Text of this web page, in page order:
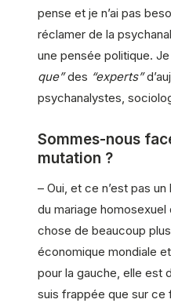
pense et je n’ai pas
réclamer de la
une pensée politique. Je
que”des “experts”
psychanalystes,
Sommes-nous
mutation ?
– Oui, et ce n’est pas un
du mariage homosexuel
chose de beaucoup
économique mondiale
pour la gauche, elle est
suis frappée que sur ce